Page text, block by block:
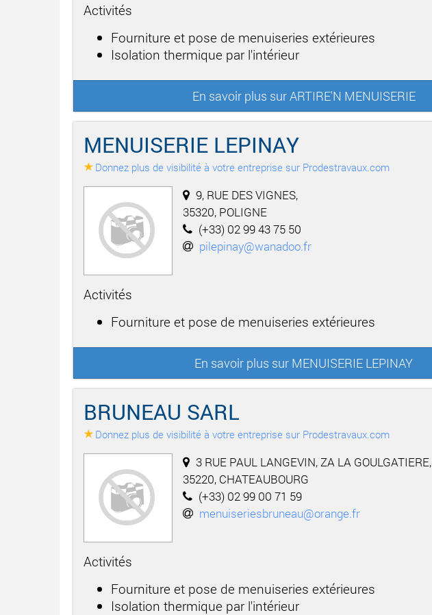
Activités
Fourniture et pose de menuiseries extérieures
Isolation thermique par l'intérieur
En savoir plus sur ARTIRE'N MENUISERIE
MENUISERIE LEPINAY
Donnez plus de visibilité à votre entreprise sur Prodestravaux.com
9, RUE DES VIGNES,
35320, POLIGNE
(+33) 02 99 43 75 50
pilepinay@wanadoo.fr
Activités
Fourniture et pose de menuiseries extérieures
En savoir plus sur MENUISERIE LEPINAY
BRUNEAU SARL
Donnez plus de visibilité à votre entreprise sur Prodestravaux.com
3 RUE PAUL LANGEVIN, ZA LA GOULGATIERE,
35220, CHATEAUBOURG
(+33) 02 99 00 71 59
menuiseriesbruneau@orange.fr
Activités
Fourniture et pose de menuiseries extérieures
Isolation thermique par l'intérieur